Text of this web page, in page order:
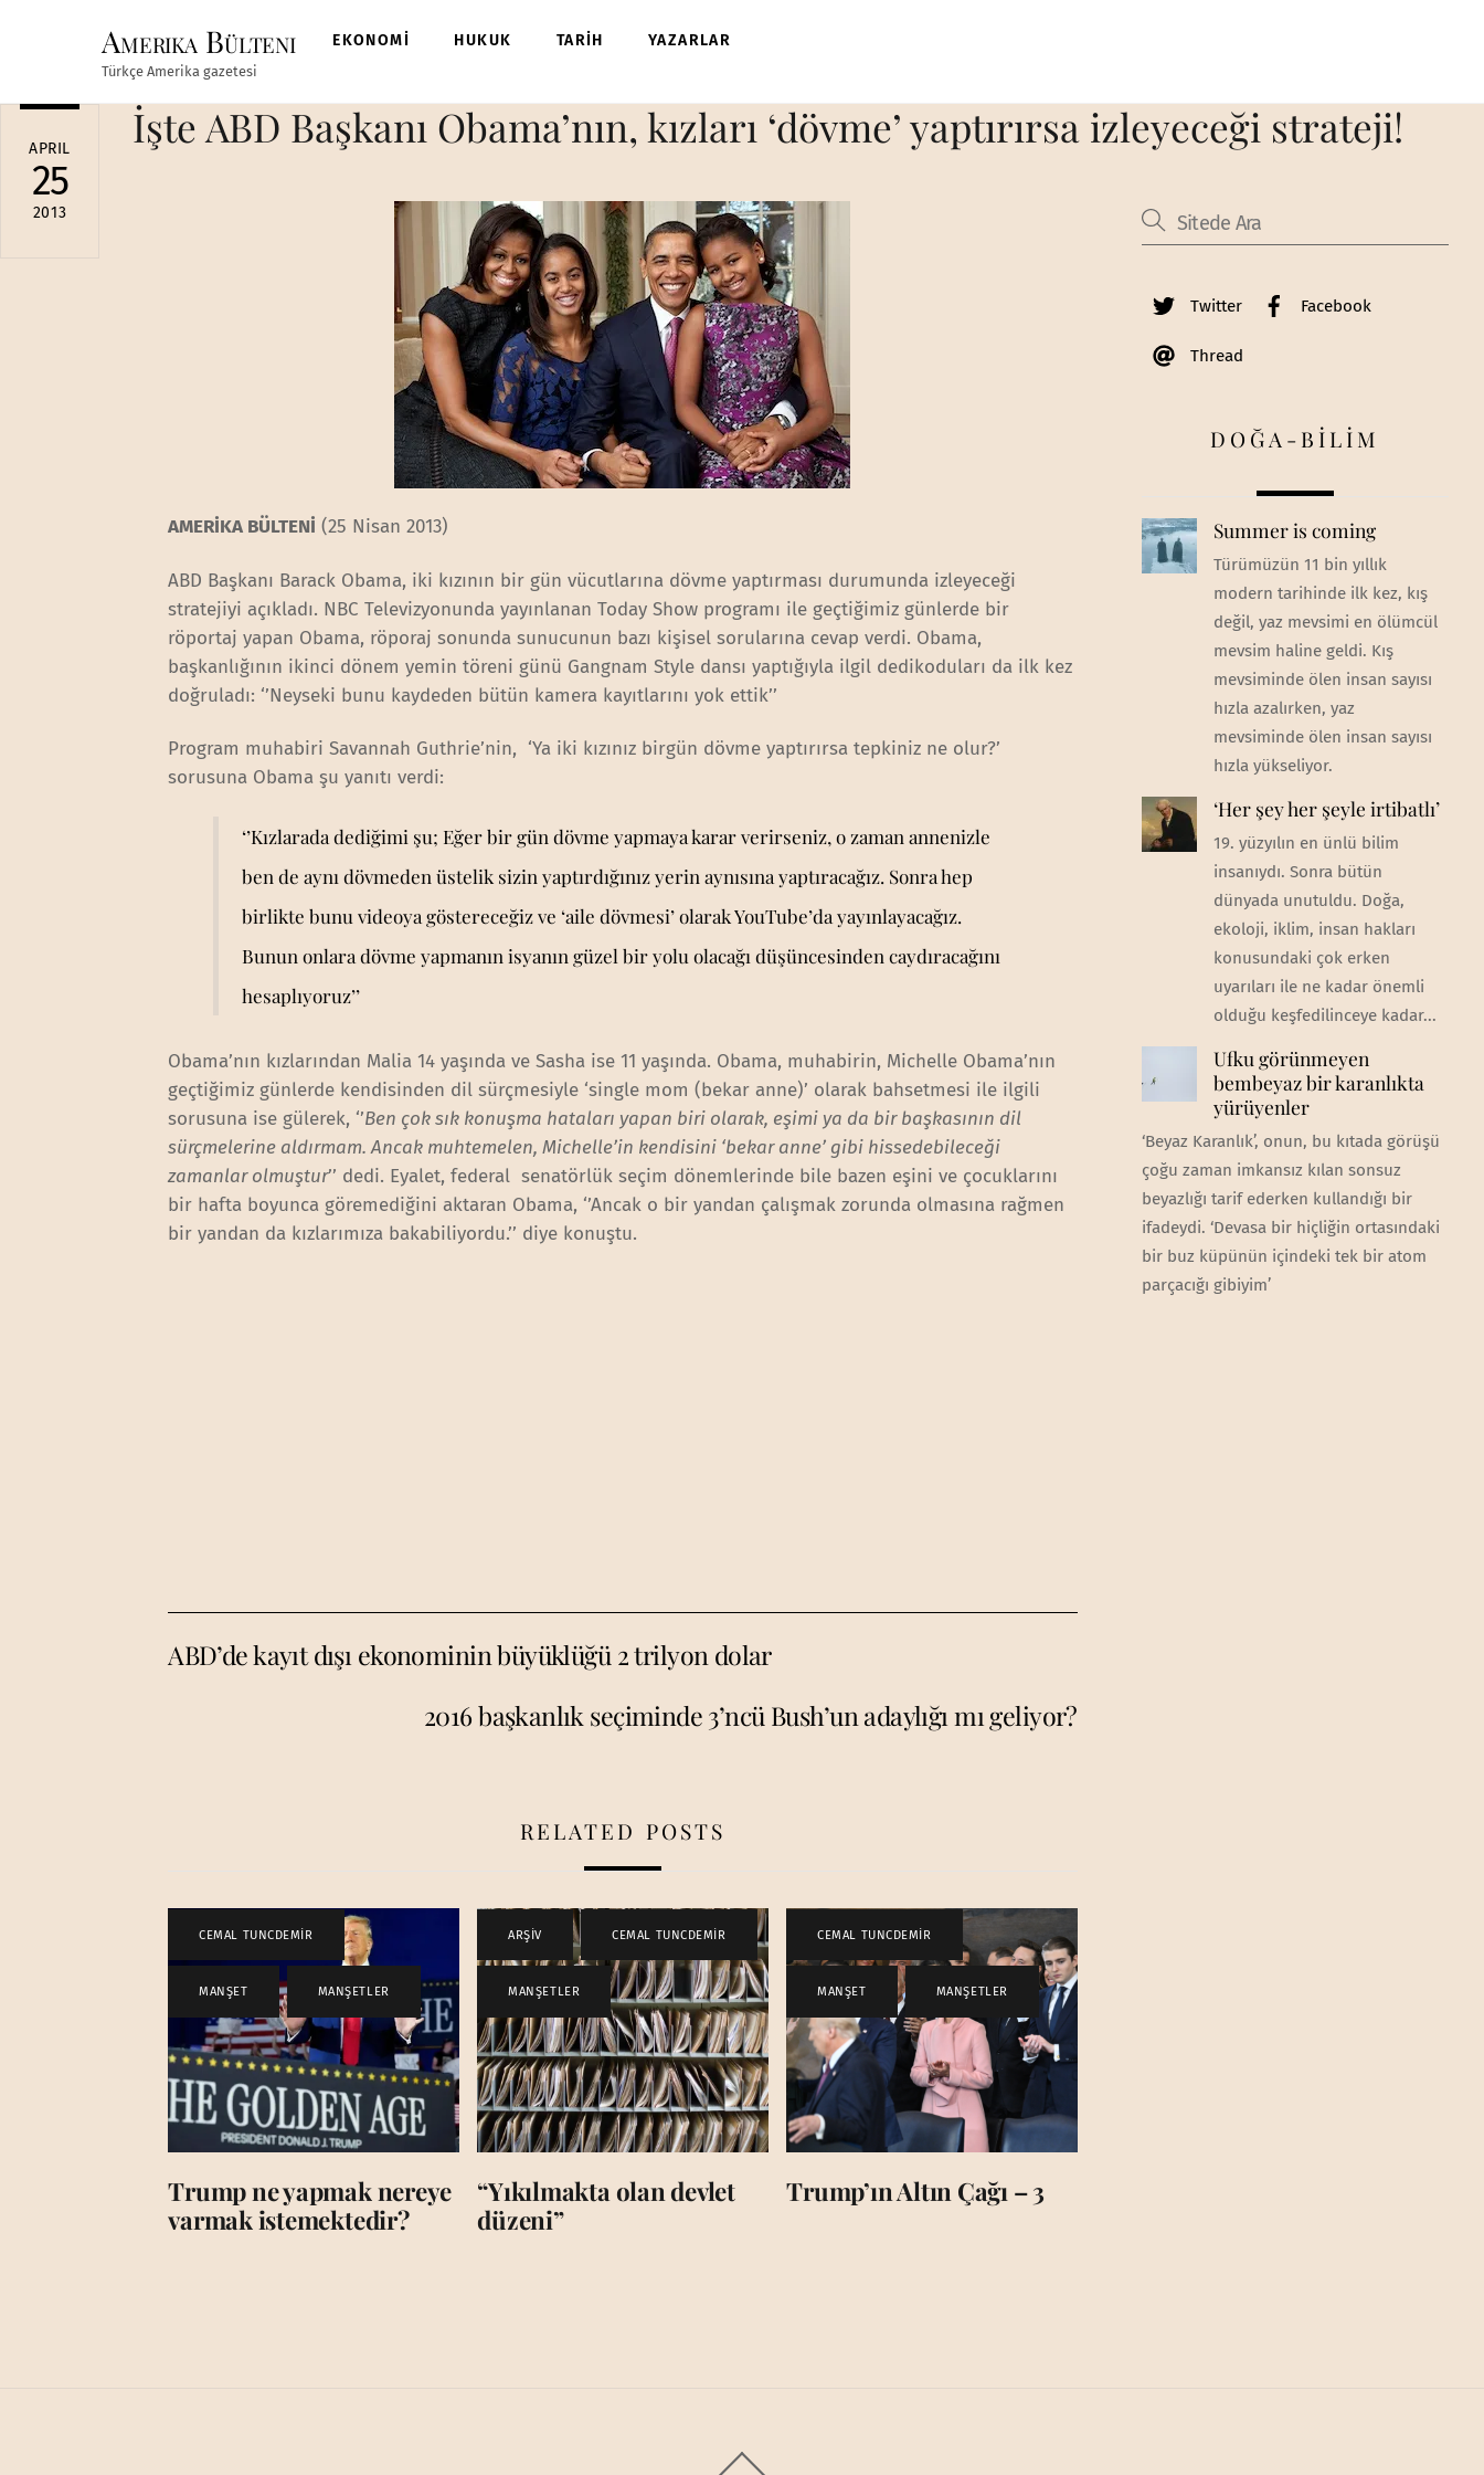
Amerika Bülteni
Türkçe Amerika gazetesi
EKONOMİ HUKUK TARİH YAZARLAR
APRIL
25
2013
İşte ABD Başkanı Obama’nın, kızları ‘dövme’ yaptırırsa izleyeceği strateji!
AMERİKA BÜLTENİ (25 Nisan 2013)
ABD Başkanı Barack Obama, iki kızının bir gün vücutlarına dövme yaptırması durumunda izleyeceği
stratejiyi açıkladı. NBC Televizyonunda yayınlanan Today Show programı ile geçtiğimiz günlerde bir
röportaj yapan Obama, röporaj sonunda sunucunun bazı kişisel sorularına cevap verdi. Obama,
başkanlığının ikinci dönem yemin töreni günü Gangnam Style dansı yaptığıyla ilgil dedikoduları da ilk kez
doğruladı: ‘’Neyseki bunu kaydeden bütün kamera kayıtlarını yok ettik’’
Program muhabiri Savannah Guthrie’nin, ‘Ya iki kızınız birgün dövme yaptırırsa tepkiniz ne olur?’
sorusuna Obama şu yanıtı verdi:
‘’Kızlarada dediğimi şu; Eğer bir gün dövme yapmaya karar verirseniz, o zaman annenizle
ben de aynı dövmeden üstelik sizin yaptırdığınız yerin aynısına yaptıracağız. Sonra hep
birlikte bunu videoya göstereceğiz ve ‘aile dövmesi’ olarak YouTube’da yayınlayacağız.
Bunun onlara dövme yapmanın isyanın güzel bir yolu olacağı düşüncesinden caydıracağını
hesaplıyoruz’’
Obama’nın kızlarından Malia 14 yaşında ve Sasha ise 11 yaşında. Obama, muhabirin, Michelle Obama’nın
geçtiğimiz günlerde kendisinden dil sürçmesiyle ‘single mom (bekar anne)’ olarak bahsetmesi ile ilgili
sorusuna ise gülerek, ‘’Ben çok sık konuşma hataları yapan biri olarak, eşimi ya da bir başkasının dil
sürçmelerine aldırmam. Ancak muhtemelen, Michelle’in kendisini ‘bekar anne’ gibi hissedebileceği
zamanlar olmuştur’’ dedi. Eyalet, federal senatörlük seçim dönemlerinde bile bazen eşini ve çocuklarını
bir hafta boyunca göremediğini aktaran Obama, ‘’Ancak o bir yandan çalışmak zorunda olmasına rağmen
bir yandan da kızlarımıza bakabiliyordu.’’ diye konuştu.
ABD’de kayıt dışı ekonominin büyüklüğü 2 trilyon dolar
2016 başkanlık seçiminde 3’ncü Bush’un adaylığı mı geliyor?
RELATED POSTS
CEMAL TUNCDEMİR ,
MANŞET , MANŞETLER
Trump ne yapmak nereye
varmak istemektedir?
ARŞİV , CEMAL TUNCDEMİR ,
MANŞETLER
“Yıkılmakta olan devlet
düzeni”
CEMAL TUNCDEMİR
MANŞET , MANŞETLER
Trump’ın Altın Çağı – 3
Twitter Facebook
Thread
DOĞA-BİLİM
Summer is coming
Türümüzün 11 bin yıllık
modern tarihinde ilk kez, kış
değil, yaz mevsimi en ölümcül
mevsim haline geldi. Kış
mevsiminde ölen insan sayısı
hızla azalırken, yaz
mevsiminde ölen insan sayısı
hızla yükseliyor.
‘Her şey her şeyle irtibatlı’
19. yüzyılın en ünlü bilim
insanıydı. Sonra bütün
dünyada unutuldu. Doğa,
ekoloji, iklim, insan hakları
konusundaki çok erken
uyarıları ile ne kadar önemli
olduğu keşfedilinceye kadar...
Ufku görünmeyen
bembeyaz bir karanlıkta
yürüyenler
‘Beyaz Karanlık’, onun, bu kıtada görüşü
çoğu zaman imkansız kılan sonsuz
beyazlığı tarif ederken kullandığı bir
ifadeydi. ‘Devasa bir hiçliğin ortasındaki
bir buz küpünün içindeki tek bir atom
parçacığı gibiyim’